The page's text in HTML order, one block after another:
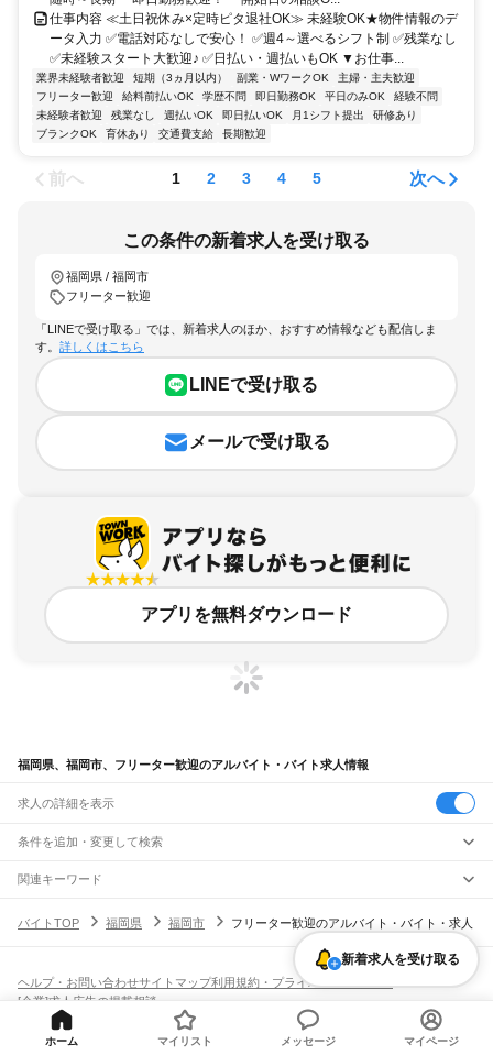
仕事内容 ≪土日祝休み×定時ピタ退社OK≫ 未経験OK★物件情報のデ
ータ入力 ✅電話対応なしで安心！ ✅週4～選べるシフト制 ✅残業なし
✅未経験スタート大歓迎♪ ✅日払い・週払いもOK ▼お仕事...
業界未経験者歓迎 短期（3ヵ月以内） 副業・WワークOK
主婦・主夫歓迎
フリーター歓迎
給料前払いOK 学歴不問 即日勤務OK 平日のみOK
経験不問
未経験者歓迎
残業なし 週払いOK 即日払いOK 月1シフト提出
研修あり
ブランクOK
育休あり 交通費支給 長期歓迎
前へ 1 2 3 4 5 次へ
この条件の新着求人を受け取る
福岡県 / 福岡市
フリーター歓迎
「LINEで受け取る」では、新着求人のほか、おすすめ情報なども配信しま
す。 詳しくはこちら
LINEで受け取る
メールで受け取る
アプリを無料ダウンロード
福岡県、福岡市、フリーター歓迎のアルバイト・バイト求人情報
求人の詳細を表示
条件を追加・変更して検索
市区町村を追加・変更
福岡県すべて
八幡西区
福岡市すべて
東区
西区
大牟田市 直方市飯塚市 柳川市 八女市筑後市
行橋市
駅を追加・変更
門司駅
JR博多南線
博多駅
飲食・フードサービス
飲食・フードサービス
ホールスタッフ
キッチンスタッフ 皿洗い・洗い場精肉・鮮魚加工
給食調理
パン屋（ベーカリー）
フードカウンター販売員バー（BAR）・バーテンダー
特徴を追加・変更
人気
日払いOK
学生歓迎深夜の仕事 髪型・髪色自由
ネイルOK
雇用形態を追加・変更
関連キーワード
福岡県 フリーター歓迎 フルタイム 福岡県 フリーター歓迎 一般事務
バイトTOP 福岡県 福岡市 フリーター歓迎のアルバイト・バイト・求人
新着求人を受け取る
ヘルプ・お問い合わせサイトマップ利用規約・プライバシーポリシー
[企業]求人広告の掲載相談
ホーム マイリスト メッセージ マイページ